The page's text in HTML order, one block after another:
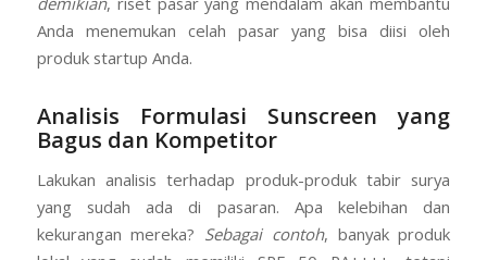
skincare Koreayang mengedepankan sensasi nyaman di
kulit bisa menjadi inspirasi untuk produk Anda.Dengan
demikian, riset pasar yang mendalam akan membantu
produk startup Anda.
Analisis Formulasi Sunscreen yang
Bagus dan Kompetitor
Lakukan analisis terhadap produk-produk tabir surya